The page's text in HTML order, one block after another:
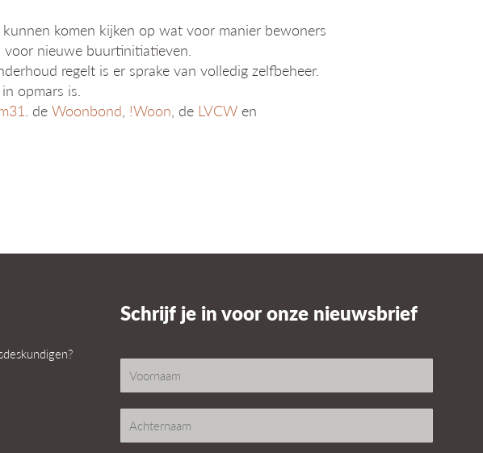
komen kijken op wat voor manier bewoners
voor nieuwe buurtinitiatieven.
regelt is er sprake van volledig zelfbeheer.
opmars is.
. de Woonbond, !Woon, de LVCW en
Schrijf je in voor onze nieuwsbrief